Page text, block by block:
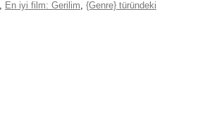
En iyi film: Gerilim {Genre} türündeki